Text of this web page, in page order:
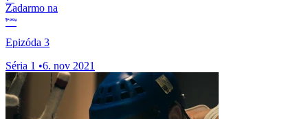
Zadarmo na
Epizóda 3
Séria 1 •6. nov 2021